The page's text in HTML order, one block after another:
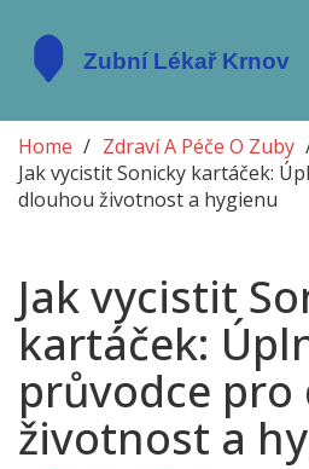
Home
Zdraví A Péče O Zuby
Jak vycistit Sonicky kartáček:
dlouhou životnost a hygienu
Jak vycistit
kartáček:
průvodce
životnost a